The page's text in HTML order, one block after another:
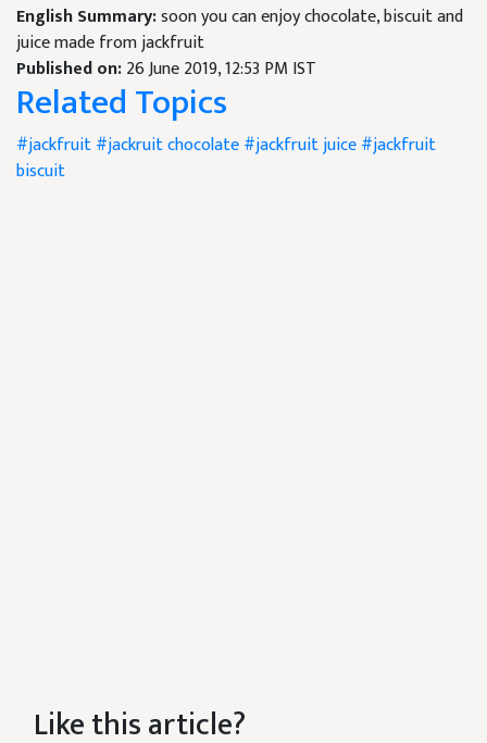
English Summary:soon you can enjoy chocolate, biscuit and
juice made from jackfruit
Published on:26 June 2019, 12:53 PM IST
Related Topics
#jackfruit#jackruit chocolate#jackfruit juice#jackfruit
biscuit
Like this article?